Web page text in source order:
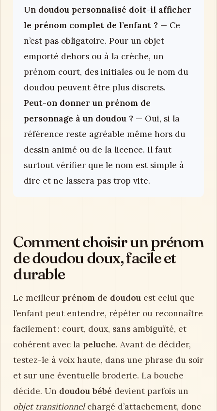
Un doudou personnalisé doit-il afficher
le prénom complet de l’enfant ? — Ce
n’est pas obligatoire. Pour un objet
emporté dehors ou à la crèche, un
prénom court, des initiales ou le nom du
doudou peuvent être plus discrets.
Peut-on donner un prénom de
personnage à un doudou ? — Oui, si la
référence reste agréable même hors du
dessin animé ou de la licence. Il faut
surtout vérifier que le nom est simple à
dire et ne lassera pas trop vite.
Comment choisir un prénom
de doudou doux, facile et
durable
Le meilleur prénom de doudou est celui que
l’enfant peut entendre, répéter ou reconnaître
facilement : court, doux, sans ambiguïté, et
cohérent avec la peluche. Avant de décider,
testez-le à voix haute, dans une phrase du soir
et sur une éventuelle broderie. La bouche
décide. Un doudou bébé devient parfois un
objet transitionnelchargé d’attachement, donc